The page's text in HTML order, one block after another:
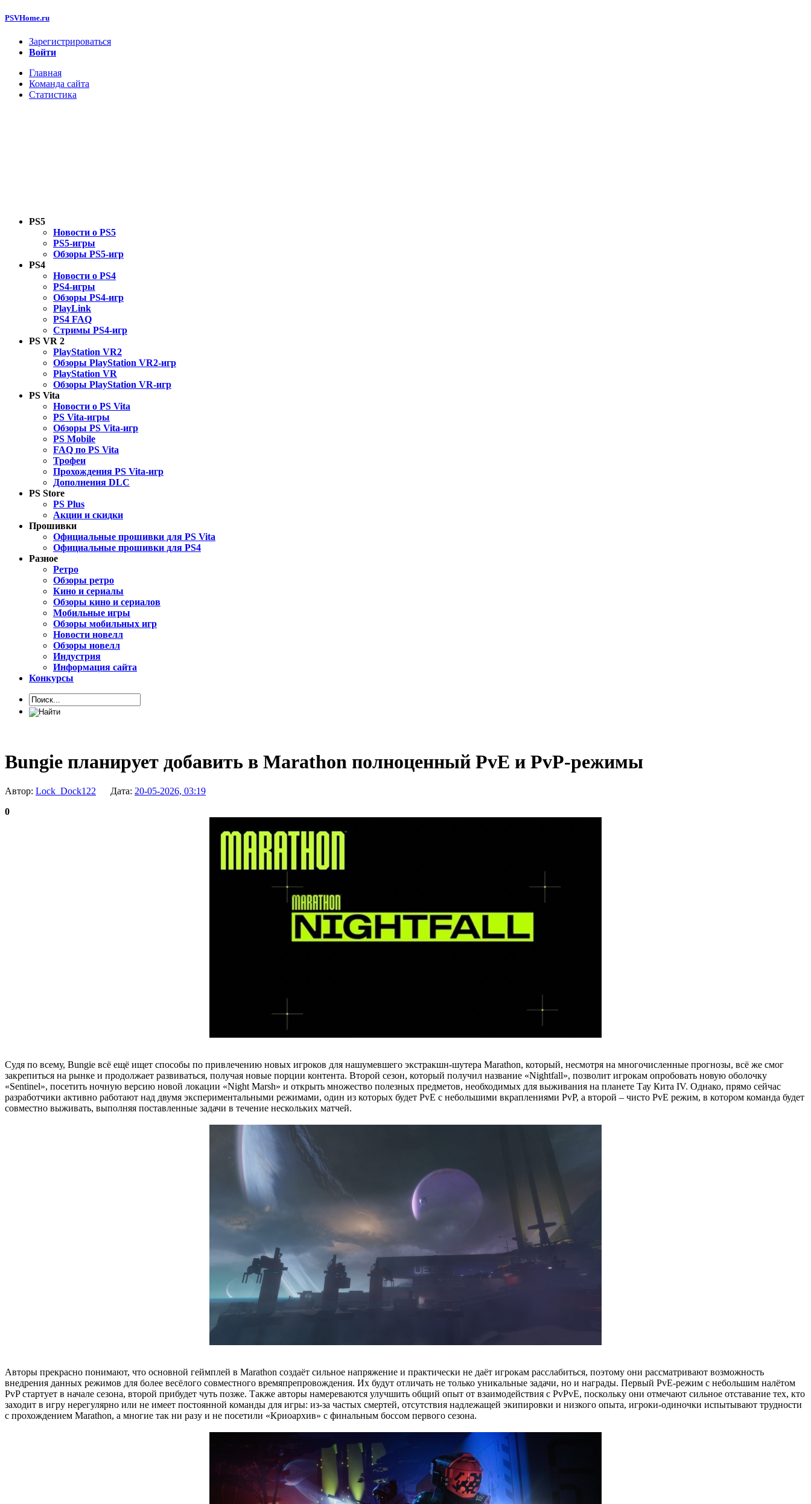
PSVHome.ru
Зарегистрироваться
Войти
Главная
Команда сайта
Статистика
PS5
Новости о PS5
PS5-игры
Обзоры PS5-игр
PS4
Новости о PS4
PS4-игры
Обзоры PS4-игр
PlayLink
PS4 FAQ
Стримы PS4-игр
PS VR 2
PlayStation VR2
Обзоры PlayStation VR2-игр
PlayStation VR
Обзоры PlayStation VR-игр
PS Vita
Новости о PS Vita
PS Vita-игры
Обзоры PS Vita-игр
PS Mobile
FAQ по PS Vita
Трофеи
Прохождения PS Vita-игр
Дополнения DLC
PS Store
PS Plus
Акции и скидки
Прошивки
Официальные прошивки для PS Vita
Официальные прошивки для PS4
Разное
Ретро
Обзоры ретро
Кино и сериалы
Обзоры кино и сериалов
Мобильные игры
Обзоры мобильных игр
Новости новелл
Обзоры новелл
Индустрия
Информация сайта
Конкурсы
Bungie планирует добавить в Marathon полноценный PvE и PvP-режимы
Автор: Lock_Dock122 Дата: 20-05-2026, 03:19
0
Судя по всему, Bungie всё ещё ищет способы по привлечению новых игроков для нашумевшего экстракшн-шутера Marathon, который, несмотря на многочисленные прогнозы, всё же смог
закрепиться на рынке и продолжает развиваться, получая новые порции контента. Второй сезон, который получил название «Nightfall», позволит игрокам опробовать новую оболочку
«Sentinel», посетить ночную версию новой локации «Night Marsh» и открыть множество полезных предметов, необходимых для выживания на планете Тау Кита IV. Однако, прямо сейчас
разработчики активно работают над двумя экспериментальными режимами, один из которых будет PvE с небольшими вкраплениями PvP, а второй – чисто PvE режим, в котором команда будет
совместно выживать, выполняя поставленные задачи в течение нескольких матчей.
Авторы прекрасно понимают, что основной геймплей в Marathon создаёт сильное напряжение и практически не даёт игрокам расслабиться, поэтому они рассматривают возможность
внедрения данных режимов для более весёлого совместного времяпрепровождения. Их будут отличать не только уникальные задачи, но и награды. Первый PvE-режим с небольшим налётом
PvP стартует в начале сезона, второй прибудет чуть позже. Также авторы намереваются улучшить общий опыт от взаимодействия с PvPvE, поскольку они отмечают сильное отставание тех, кто
заходит в игру нерегулярно или не имеет постоянной команды для игры: из-за частых смертей, отсутствия надлежащей экипировки и низкого опыта, игроки-одиночки испытывают трудности
с прохождением Marathon, а многие так ни разу и не посетили «Криоархив» с финальным боссом первого сезона.